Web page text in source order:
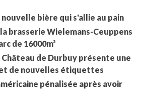
nouvelle bière qui s'allie au pain
brasserie Wielemans-Ceuppens
de 16000m²
Château de Durbuy présente une
de nouvelles étiquettes
pénalisée après avoir